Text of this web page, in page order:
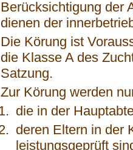
Berücksichtigung der
dienen der
Die Körung ist
die Klasse A des
Satzung.
Zur Körung werden
die in der
deren Eltern in der
leistungsgeprüft